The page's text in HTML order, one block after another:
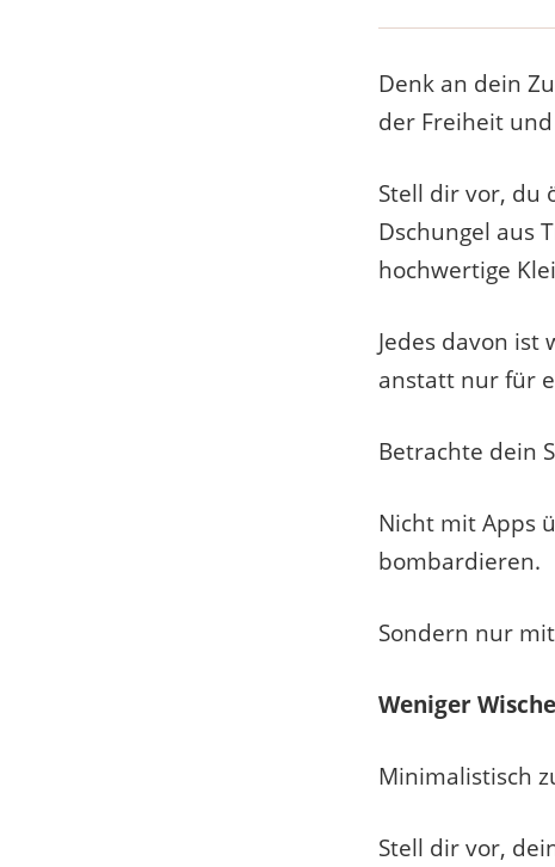
Denk an dein
der Freiheit
Stell dir vor, du
Dschungel aus
hochwertige
Jedes davon ist
anstatt nur für
Betrachte dein
Nicht mit Apps
bombardieren.
Sondern nur
Weniger
Minimalistisch
Stell dir vor,